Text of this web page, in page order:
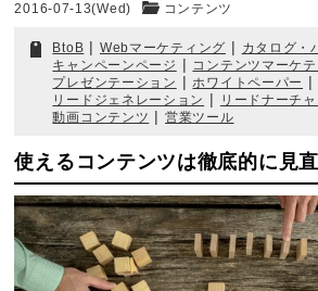
2016-07-13(Wed) コンテンツ
BtoB | Webマーケティング | カタログ・
キャンペーンページ | コンテンツマーケ
プレゼンテーション | ホワイトペーパー |
リードジェネレーション | リードナーチ
動画コンテンツ | 営業ツール
使えるコンテンツは徹底的に見直